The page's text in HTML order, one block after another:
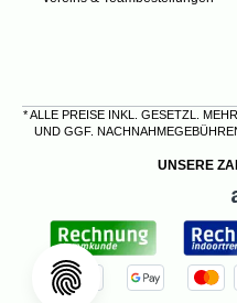
* ALLE PREISE INKL. GESETZL.
UND GGF.
UNSERE